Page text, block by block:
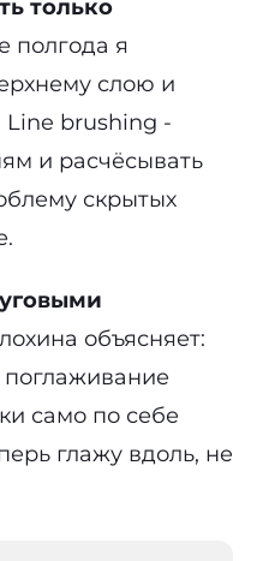
только
полгода я
слою и
Line brushing -
и расчёсывать
скрытых
объясняет:
поглаживание
само по себе
глажу вдоль, не